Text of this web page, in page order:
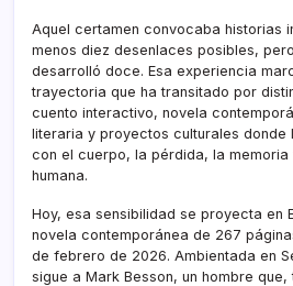
Aquel certamen convocaba historias
menos diez desenlaces posibles,
desarrolló doce. Esa experiencia
trayectoria que ha transitado por
cuento interactivo, novela
literaria y proyectos culturales donde
con el cuerpo, la pérdida, la
humana.
Hoy, esa sensibilidad se proyecta en
novela contemporánea de 267
de febrero de 2026. Ambientada en
sigue a Mark Besson, un hombre